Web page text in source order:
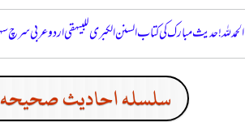
الحمدللہ! حدیث مبارک کی کتاب السنن الكبرى للبيهقي اردو عربی
سلسله احاديث